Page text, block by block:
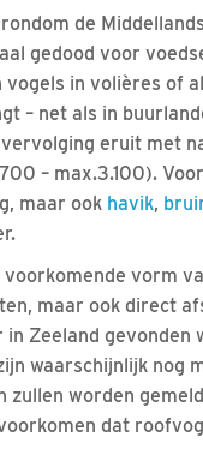
rondom de
gedood voor
vogels in volières of
– net als in
eruit met
– max.3.100).
maar ook havik,
voorkomende vorm
maar ook direct
Zeeland gevonden
waarschijnlijk nog
worden
dat